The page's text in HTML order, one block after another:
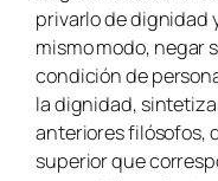
privarlo de dignidad
mismo modo, negar
condición de
la dignidad,
anteriores filósofos,
superior que